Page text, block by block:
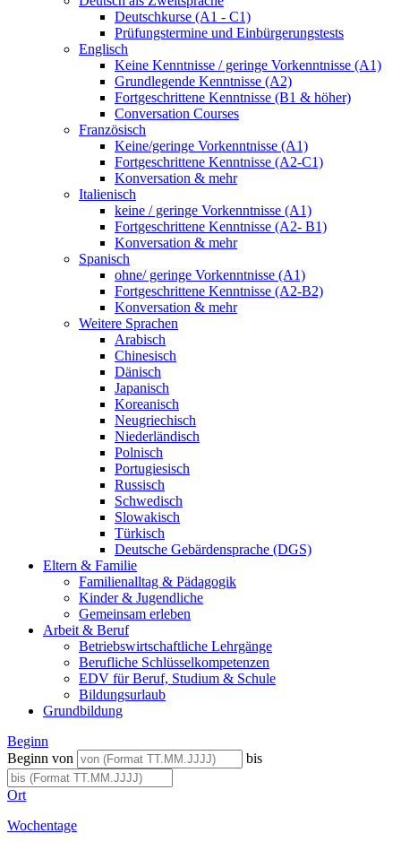
Deutschkurse (A1 - C1)
Prüfungstermine und Einbürgerungstests
Englisch
Keine Kenntnisse / geringe Vorkenntnisse (A1)
Grundlegende Kenntnisse (A2)
Fortgeschrittene Kenntnisse (B1 & höher)
Conversation Courses
Französisch
Keine/geringe Vorkenntnisse (A1)
Fortgeschrittene Kenntnisse (A2-C1)
Konversation & mehr
Italienisch
keine / geringe Vorkenntnisse (A1)
Fortgeschrittene Kenntnisse (A2- B1)
Konversation & mehr
Spanisch
ohne/ geringe Vorkenntnisse (A1)
Fortgeschrittene Kenntnisse (A2-B2)
Konversation & mehr
Weitere Sprachen
Arabisch
Chinesisch
Dänisch
Japanisch
Koreanisch
Neugriechisch
Niederländisch
Polnisch
Portugiesisch
Russisch
Schwedisch
Slowakisch
Türkisch
Deutsche Gebärdensprache (DGS)
Eltern & Familie
Familienalltag & Pädagogik
Kinder & Jugendliche
Gemeinsam erleben
Arbeit & Beruf
Betriebswirtschaftliche Lehrgänge
Berufliche Schlüsselkompetenzen
EDV für Beruf, Studium & Schule
Bildungsurlaub
Grundbildung
Beginn
Beginn von
bis
Ort
Wochentage